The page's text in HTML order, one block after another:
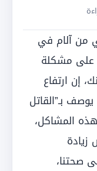
من آلام في
على مشكلة
إن ارتفاع
بـ”القاتل
المشاكل،
صحتنا،